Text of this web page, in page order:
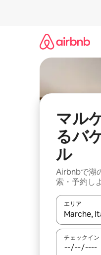
マル
るバ
ル
Airbnbで湖
索・予約し
エリア
検索結果が
チェックイン